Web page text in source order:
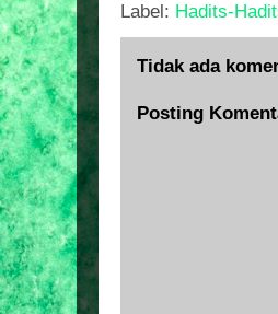
Label: Hadits-
Tidak ada
Posting